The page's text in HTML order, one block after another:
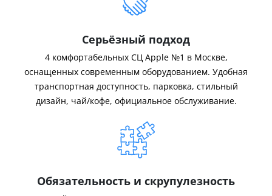
Серьёзный подход
4 комфортабельных СЦ Apple №1 в Москве,
оснащенных современным оборудованием. Удобная
транспортная доступность, парковка, стильный
дизайн, чай/кофе, официальное обслуживание.
Обязательность и скрупулезность